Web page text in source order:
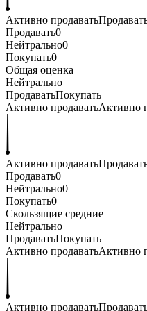
Активно продавать
Продавать0
Нейтрально0
Покупать0
Общая оценка
Нейтрально
ПродаватьПокупать
Активно продаватьАктивно
Активно продавать
Продавать0
Нейтрально0
Покупать0
Скользящие средние
Нейтрально
ПродаватьПокупать
Активно продаватьАктивно
Активно продавать